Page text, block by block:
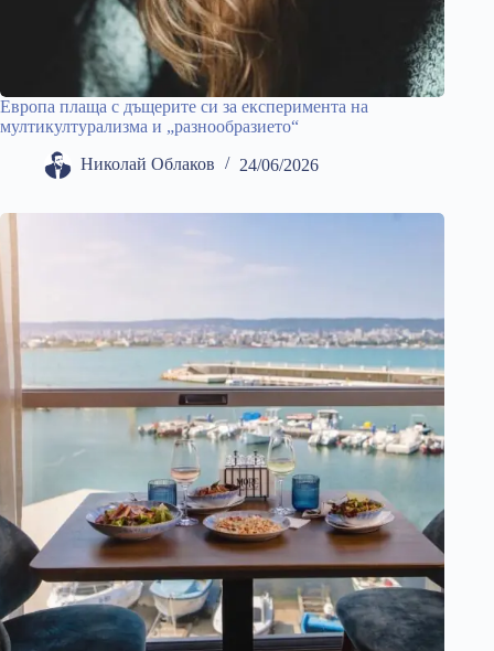
Европа плаща с дъщерите си за експеримента на
мултикултурализма и „разнообразието“
Николай Облаков 24/06/2026